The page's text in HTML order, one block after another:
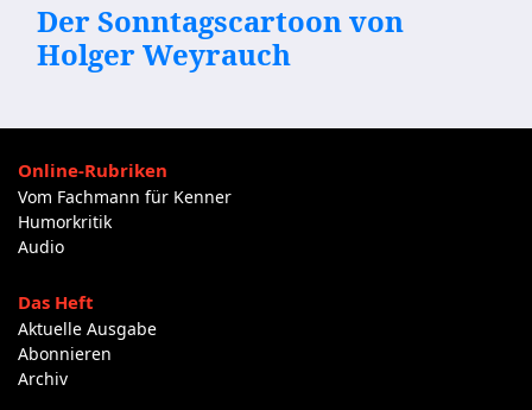
Der Sonntagscartoon von
Holger Weyrauch
Online-Rubriken
Vom Fachmann für Kenner
Humorkritik
Audio
Das Heft
Aktuelle Ausgabe
Abonnieren
Archiv